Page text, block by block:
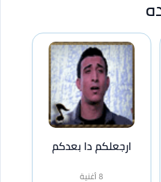
ارجعلكم دا بعدكم
8 أغنية